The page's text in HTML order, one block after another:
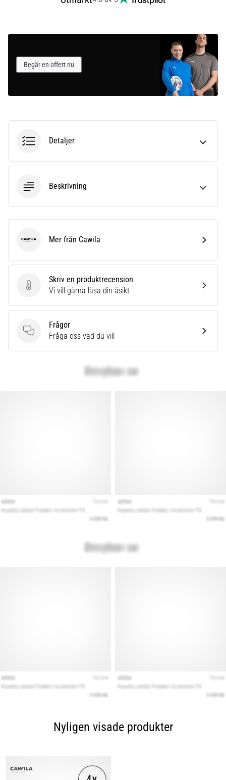
Begär en offert nu
Detaljer
Beskrivning
Skriv en produktrecension
Skriv en produktrecension
Vi vill gärna läsa din åsikt
Frågor
Frågor
Fråga oss vad du vill
Cawila Mer från Cawila
Nyligen visade produkter